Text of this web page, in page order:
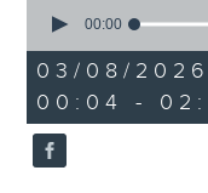
seconds
1
hour,
52
minutes,
0
seconds
00:00
03/08/
00:04 -